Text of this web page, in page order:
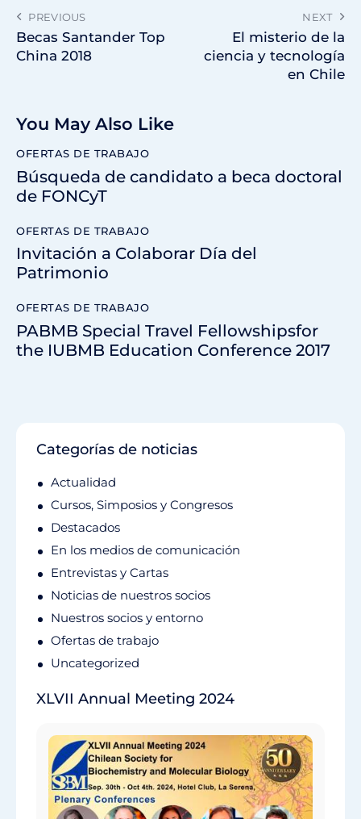
PREVIOUS
Becas Santander Top
China 2018
NEXT
El misterio de la
ciencia y tecnología
en Chile
You May Also Like
OFERTAS DE TRABAJO
Búsqueda de candidato a beca doctoral
de FONCyT
OFERTAS DE TRABAJO
Invitación a Colaborar Día del
Patrimonio
OFERTAS DE TRABAJO
PABMB Special Travel Fellowshipsfor
the IUBMB Education Conference 2017
Categorías de noticias
Actualidad
Cursos, Simposios y Congresos
Destacados
En los medios de comunicación
Entrevistas y Cartas
Noticias de nuestros socios
Nuestros socios y entorno
Ofertas de trabajo
Uncategorized
XLVII Annual Meeting 2024